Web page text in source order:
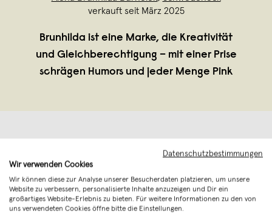
verkauft seit März 2025
Brunhilda ist eine Marke, die Kreativität
und Gleichberechtigung – mit einer Prise
schrägen Humors und jeder Menge Pink
Datenschutzbestimmungen
Wir verwenden Cookies
Wir können diese zur Analyse unserer Besucherdaten platzieren, um unsere
Website zu verbessern, personalisierte Inhalte anzuzeigen und Dir ein
großartiges Website-Erlebnis zu bieten. Für weitere Informationen zu den von
uns verwendeten Cookies öffne bitte die Einstellungen.